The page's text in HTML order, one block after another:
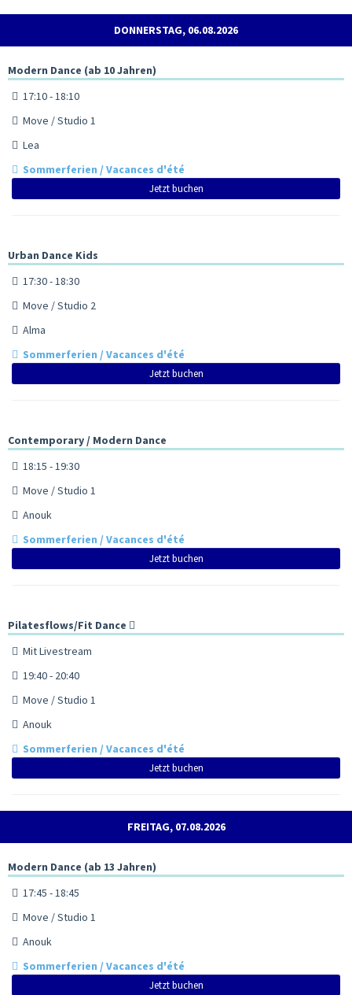
DONNERSTAG, 06.08.2026
Modern Dance (ab 10 Jahren)
17:10 - 18:10
Move / Studio 1
Lea
Sommerferien / Vacances d'été
Jetzt buchen
Urban Dance Kids
17:30 - 18:30
Move / Studio 2
Alma
Sommerferien / Vacances d'été
Jetzt buchen
Contemporary / Modern Dance
18:15 - 19:30
Move / Studio 1
Anouk
Sommerferien / Vacances d'été
Jetzt buchen
Pilatesflows/Fit Dance
Mit Livestream
19:40 - 20:40
Move / Studio 1
Anouk
Sommerferien / Vacances d'été
Jetzt buchen
FREITAG, 07.08.2026
Modern Dance (ab 13 Jahren)
17:45 - 18:45
Move / Studio 1
Anouk
Sommerferien / Vacances d'été
Jetzt buchen